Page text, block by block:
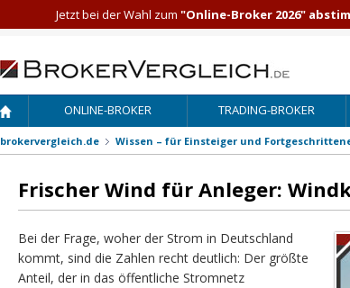
ONLINE-BROKER TRADING-BROKER
brokervergleich.de Wissen – für Einsteiger und
Frischer Wind für Anleger:
Bei der Frage, woher der Strom in Deutschland
kommt, sind die Zahlen recht deutlich: Der größte
Anteil, der in das öffentliche Stromnetz
Jetzt bei der Wahl zum "Online-Broker 2026"